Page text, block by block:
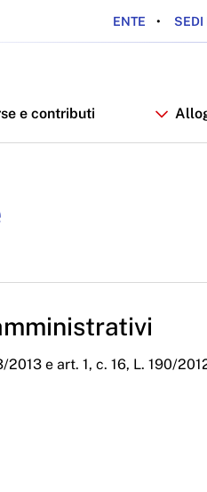
ENTE SEDI
e contributi
e art. 1, c. 16, L. 190/